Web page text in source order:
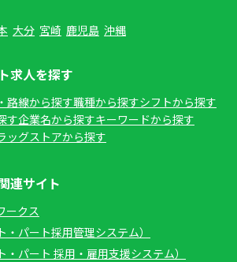
大分 宮崎 鹿児島 沖縄
求人を探す
路線から探す職種から探すシフトから探す
す企業名から探すキーワードから探す
ッグストアから探す
連サイト
ークス
パート採用管理システム）
パート 採用・雇用支援システム）